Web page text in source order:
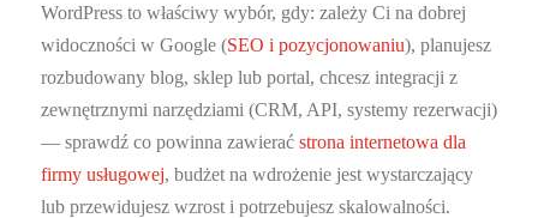
WordPress to właściwy wybór, gdy: zależy Ci na dobrej
widoczności w Google (SEO i pozycjonowaniu), planujesz
rozbudowany blog, sklep lub portal, chcesz integracji z
zewnętrznymi narzędziami (CRM, API, systemy rezerwacji)
— sprawdź co powinna zawierać strona internetowa dla
firmy usługowej, budżet na wdrożenie jest wystarczający
lub przewidujesz wzrost i potrzebujesz skalowalności.